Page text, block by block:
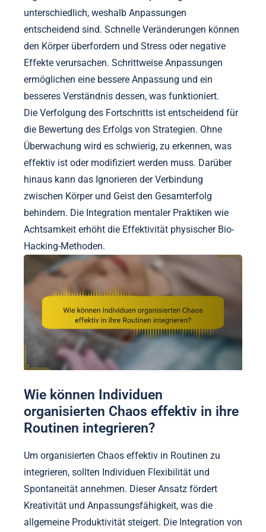
unterschiedlich, weshalb Anpassungen
entscheidend sind. Schnelle Veränderungen können
den Körper überfordern und Stress oder negative
Effekte verursachen. Schrittweise Anpassungen
ermöglichen eine bessere Anpassung und ein
besseres Verständnis dessen, was funktioniert.
Die Verfolgung des Fortschritts ist entscheidend für
die Bewertung des Erfolgs von Strategien. Ohne
Überwachung wird es schwierig, zu erkennen, was
effektiv ist oder modifiziert werden muss. Darüber
hinaus kann das Ignorieren der Verbindung
zwischen Körper und Geist den Gesamterfolg
behindern. Die Integration mentaler Praktiken wie
Achtsamkeit erhöht die Effektivität physischer Bio-
Hacking-Methoden.
Wie können Individuen
organisierten Chaos effektiv in ihre
Routinen integrieren?
Um organisierten Chaos effektiv in Routinen zu
integrieren, sollten Individuen Flexibilität und
Spontaneität annehmen. Dieser Ansatz fördert
Kreativität und Anpassungsfähigkeit, was die
allgemeine Produktivität steigert. Die Integration von